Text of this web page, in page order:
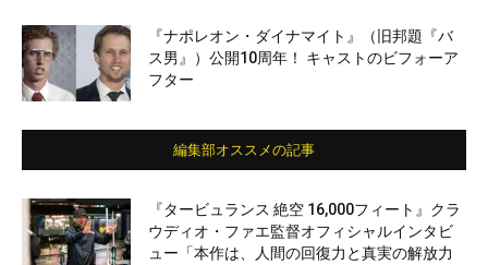
『ナポレオン・ダイナマイト』（旧邦題『バ
ス男』）公開10周年！ キャストのビフォーア
フター
編集部オススメの記事
『タービュランス 絶空 16,000フィート』クラ
ウディオ・ファエ監督オフィシャルインタビ
ュー「本作は、人間の回復力と真実の解放力